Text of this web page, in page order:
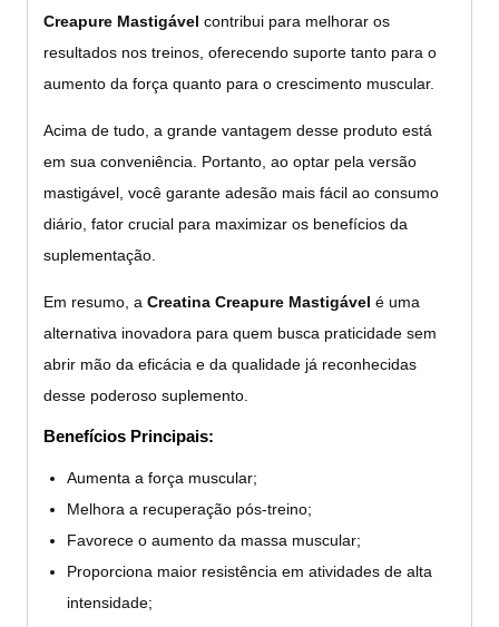
Creapure Mastigável contribui para melhorar os
resultados nos treinos, oferecendo suporte tanto para o
aumento da força quanto para o crescimento muscular.
Acima de tudo, a grande vantagem desse produto está
em sua conveniência. Portanto, ao optar pela versão
mastigável, você garante adesão mais fácil ao consumo
diário, fator crucial para maximizar os benefícios da
suplementação.
Em resumo, a Creatina Creapure Mastigável é uma
alternativa inovadora para quem busca praticidade sem
abrir mão da eficácia e da qualidade já reconhecidas
desse poderoso suplemento.
Benefícios Principais:
Aumenta a força muscular;
Melhora a recuperação pós-treino;
Favorece o aumento da massa muscular;
Proporciona maior resistência em atividades de alta
intensidade;